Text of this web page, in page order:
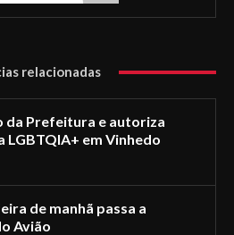
relacionadas
da Prefeitura e autoriza
LGBTQIA+ em Vinhedo
de manhã passa a
Avião